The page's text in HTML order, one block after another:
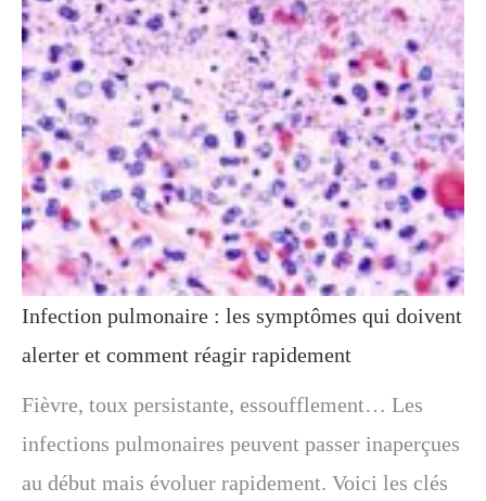
Infection pulmonaire : les symptômes qui doivent
alerter et comment réagir rapidement
Fièvre, toux persistante, essoufflement… Les
infections pulmonaires peuvent passer inaperçues
au début mais évoluer rapidement. Voici les clés